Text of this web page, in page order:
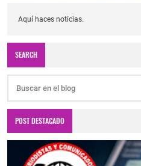
Aquí haces noticias.
SEARCH
POST DESTACADO